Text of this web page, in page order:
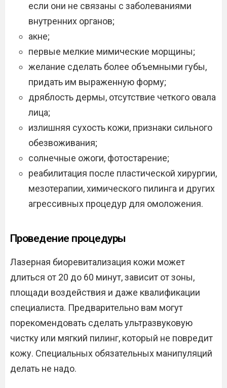
если они не связаны с заболеваниями
внутренних органов;
акне;
первые мелкие мимические морщины;
желание сделать более объемными губы,
придать им выраженную форму;
дряблость дермы, отсутствие четкого овала
лица;
излишняя сухость кожи, признаки сильного
обезвоживания;
солнечные ожоги, фотостарение;
реабилитация после пластической хирургии,
мезотерапии, химического пилинга и других
агрессивных процедур для омоложения.
Проведение процедуры
Лазерная биоревитализация кожи может
длиться от 20 до 60 минут, зависит от зоны,
площади воздействия и даже квалификации
специалиста. Предварительно вам могут
порекомендовать сделать ультразвуковую
чистку или мягкий пилинг, который не повредит
кожу. Специальных обязательных манипуляций
делать не надо.